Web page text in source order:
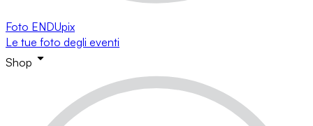
Foto ENDUpix
Le tue foto degli eventi
Shop